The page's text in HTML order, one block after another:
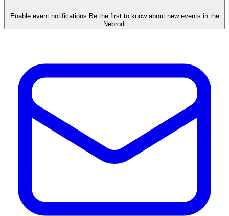
Enable event notifications Be the first to know about new events in the
Nebrodi